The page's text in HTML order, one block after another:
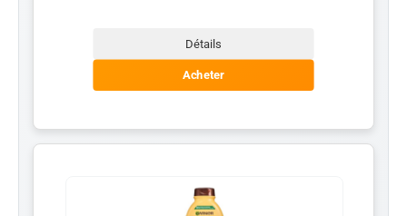
Détails
Acheter